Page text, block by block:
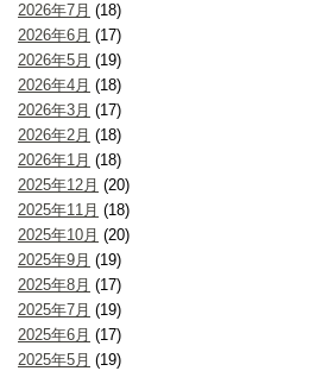
2026年7月 (18)
2026年6月 (17)
2026年5月 (19)
2026年4月 (18)
2026年3月 (17)
2026年2月 (18)
2026年1月 (18)
2025年12月 (20)
2025年11月 (18)
2025年10月 (20)
2025年9月 (19)
2025年8月 (17)
2025年7月 (19)
2025年6月 (17)
2025年5月 (19)